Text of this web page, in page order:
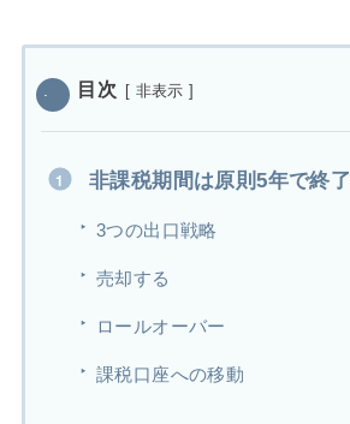
目次 [ 非表示 ]
非課税期間は原則5年で終了
3つの出口戦略
売却する
ロールオーバー
課税口座への移動